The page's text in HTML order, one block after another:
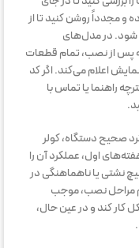
مجدداً روشن کنید تا از
در مدل‌های
پس از نصب، تمام قطعات
اعلام می‌کند. اگر کد
راهنما یا تماس با
صحیح دستگاه، کولر
اول، عملکرد آن را
نشتی یا ناهماهنگی در
مراحل نصب، موجب
کار کند و در عین حال،